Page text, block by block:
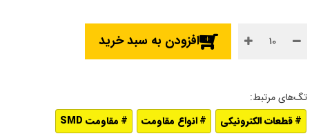
افزودن به سبد خرید
قطعات الکترونیکی انواع مقاومت
مقاومت SMD